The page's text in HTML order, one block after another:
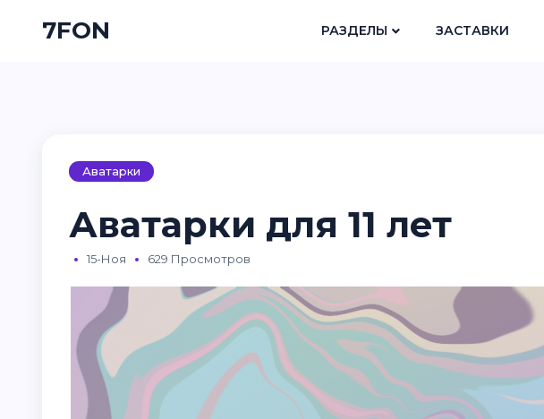
7FON РАЗДЕЛЫ ЗАСТАВКИ
Аватарки
Аватарки для 11 лет
15-Ноя 629 Просмотров